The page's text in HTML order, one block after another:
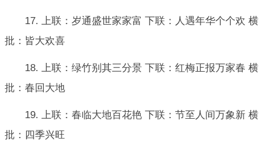
17. 上联：岁通盛世家家富 下联：人遇年华个个欢 横
批：皆大欢喜
18. 上联：绿竹别其三分景 下联：红梅正报万家春 横
批：春回大地
19. 上联：春临大地百花艳 下联：节至人间万象新 横
批：四季兴旺